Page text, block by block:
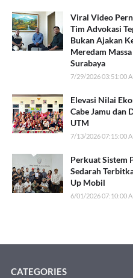
Viral Video
Tim Advokasi
Bukan Ajakan
Meredam
Surabaya
7/29/2026 03:51:00
Elevasi Nilai
Cabe Jamu dan
UTM
7/13/2026 07:15:00
Perkuat Sistem
Sedarah
Up Mobil
6/01/2026 07:10:00
CATEGORIES